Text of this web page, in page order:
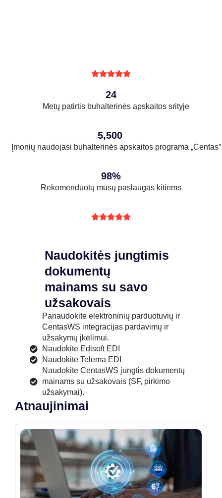

24
Metų patirtis buhalterinės apskaitos srityje
5,500
Įmonių naudojasi buhalterinės apskaitos programa „Centas”
98%
Rekomenduotų mūsų paslaugas kitiems

Naudokitės jungtimis
dokumentų
mainams su savo
užsakovais
Panaudokite elektroninių parduotuvių ir
CentasWS integracijas pardavimų ir
užsakymų įkėlimui.
Naudokite Edisoft EDI
Naudokite Telema EDI
Naudokite CentasWS jungtis dokumentų
mainams su užsakovais (SF, pirkimo
užsakymai).
Atnaujinimai